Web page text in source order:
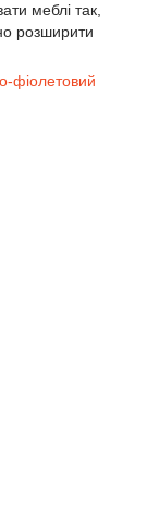
меблі так,
розширити